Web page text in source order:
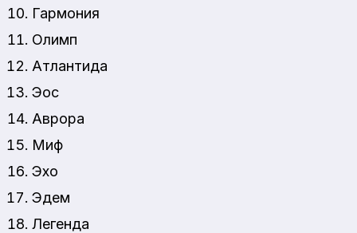
Гармония
Олимп
Атлантида
Эос
Аврора
Миф
Эхо
Эдем
Легенда